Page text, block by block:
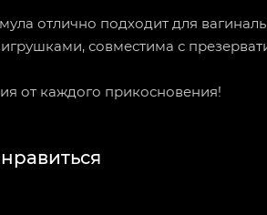
отлично подходит для
совместима с
от каждого прикосновения!